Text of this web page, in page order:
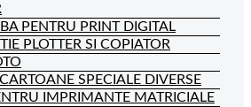
PENTRU PRINT DIGITAL
PLOTTER SI COPIATOR
SPECIALE DIVERSE
IMPRIMANTE MATRICIALE